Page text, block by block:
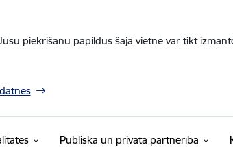
piekrišanu papildus šajā vietnē var tikt
Publiskā un privātā partnerība